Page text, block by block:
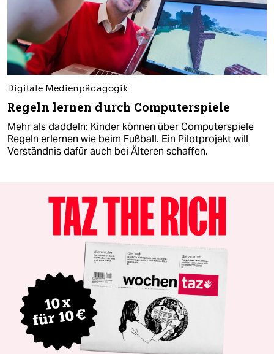
Digitale Medienpädagogik
Regeln lernen durch Computerspiele
Mehr als daddeln: Kinder können über Computerspiele
Regeln erlernen wie beim Fußball. Ein Pilotprojekt will
Verständnis dafür auch bei Älteren schaffen.